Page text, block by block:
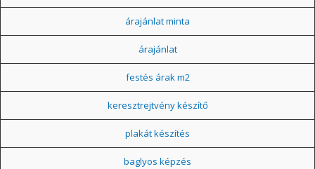
árajánlat minta
árajánlat
festés árak m2
keresztrejtvény készítő
plakát készítés
baglyos képzés